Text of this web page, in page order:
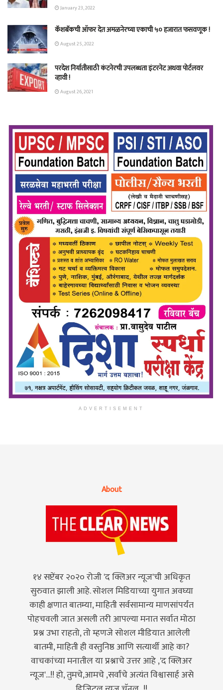
January 23, 2022
कॅशबॅकची ऑफर देत अमळनेरच्या एकाची ५० हजारात फसवणूक !
August 25, 2022
परदेश निर्यातीसाठी कंटनेरची उपलब्धता इंटरनेट अथवा पोर्टलवर
व्हावी !
August 26, 2021
ADVERTISEMENT
About
१४ सप्टेंबर २०२० रोजी 'द क्लिअर न्यूज'ची अधिकृत
सुरुवात झाली आहे. सोशल मिडियाच्या युगात अवघ्या
काही क्षणात बातम्या, माहिती सर्वसामान्य माणसांपर्यंत
पोहचवली जात असली तरी आपल्या मनात सर्वात मोठा
प्रश्न उभा राहतो, तो म्हणजे सोशल मीडियात आलेली
बातमी, माहिती ही वस्तुनिष्ठ आणि सत्यार्थी आहे का?
वाचकांच्या मनातील या प्रश्नाचे उत्तर आहे ,'द क्लिअर
न्यूज'...!! हो, तुमचे,आमचे ,सर्वांचे अत्यंत विश्वासार्ह असे